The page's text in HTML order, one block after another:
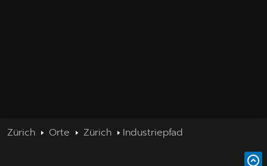
Zürich Orte Zürich Industriepfad